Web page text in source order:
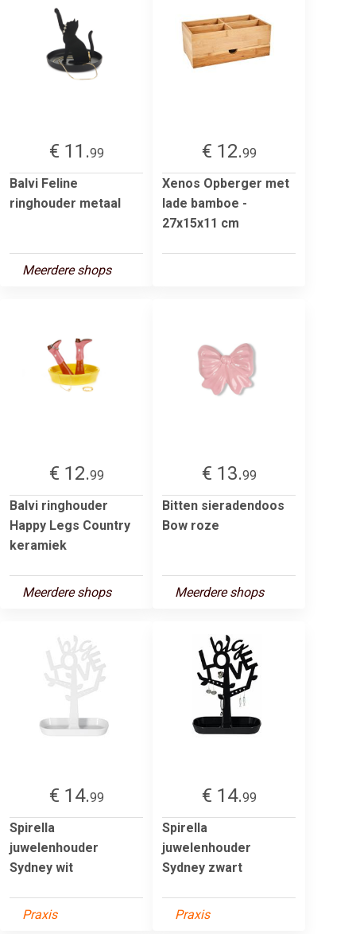
€ 11.99
Balvi Feline
ringhouder metaal
Meerdere shops
€ 12.99
Xenos Opberger met
lade bamboe -
27x15x11 cm
€ 12.99
Balvi ringhouder
Happy Legs Country
keramiek
Meerdere shops
€ 13.99
Bitten sieradendoos
Bow roze
Meerdere shops
€ 14.99
Spirella
juwelenhouder
Sydney wit
Praxis
€ 14.99
Spirella
juwelenhouder
Sydney zwart
Praxis